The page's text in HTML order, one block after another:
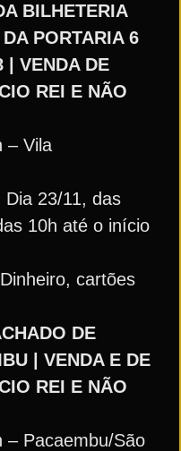
BILHETERIA
PORTARIA 6
| VENDA DE
REI E NÃO
– Vila
23/11, das
10h até o início
cartões
DE
| VENDA E DE
REI E NÃO
– Pacaembu/São